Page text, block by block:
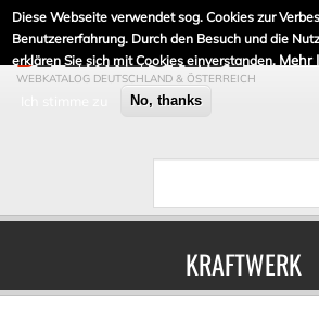
Diese Webseite verwendet sog. Cookies zur
Benutzererfahrung. Durch den Besuch und die
erklären Sie sich mit Cookies einverstanden. Mehr
No, thanks
DE-LINKLISTE.DE
WEBKATALOG DEUTSCHLAND & ÖSTERREICH
KRAFTWERK